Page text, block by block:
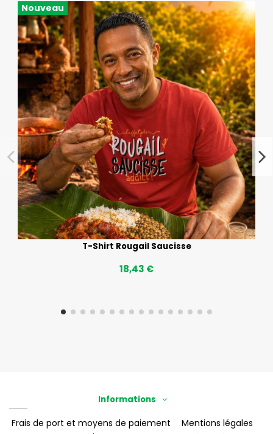
Nouveau
T-Shirt Rougail Saucisse
18,43 €
Informations
Frais de port et moyens de paiement
Mentions légales